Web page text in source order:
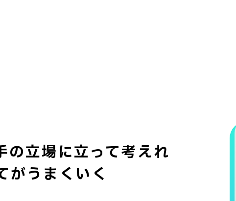
の立場に立って考えれ
がうまくいく